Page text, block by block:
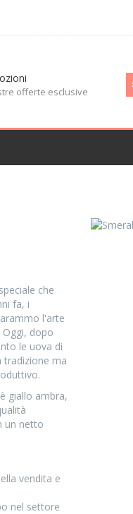
offerte esclusive
che
fa, i
l'arte
dopo
le uova di
tradizione ma
giallo ambra,
un netto
vendita e
nel settore